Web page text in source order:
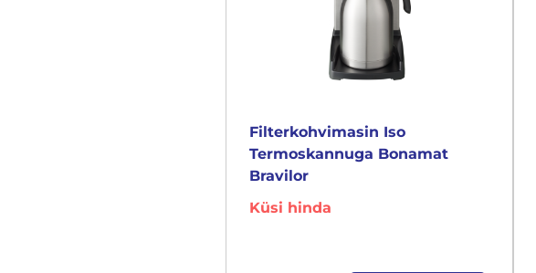
Filterkohvimasin Iso
Termoskannuga Bonamat
Bravilor
Küsi hinda